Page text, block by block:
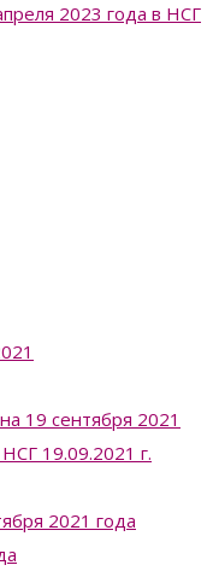
2023 года в НСГ
19 сентября 2021
19.09.2021 г.
2021 года